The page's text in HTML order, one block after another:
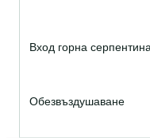
Вход горна
Обезвъздушаване